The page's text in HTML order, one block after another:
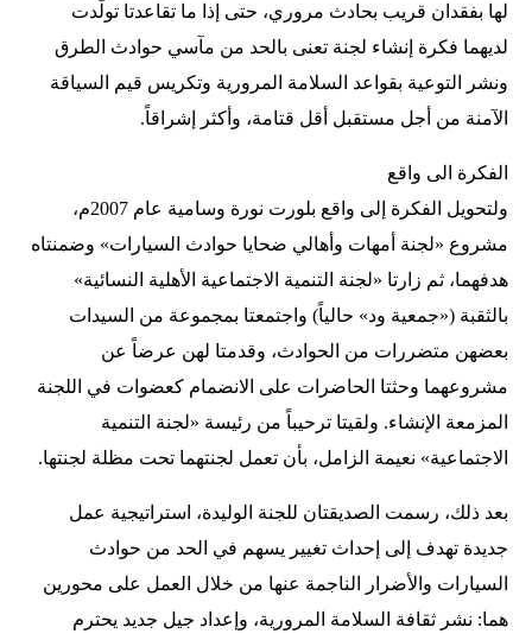
لها بفقدان قريب بحادث مروري، حتى إذا ما تقاعدتا تولّدت
لديهما فكرة إنشاء لجنة تعنى بالحد من مآسي حوادث الطرق
ونشر التوعية بقواعد السلامة المرورية وتكريس قيم السياقة
الآمنة من أجل مستقبل أقل قتامة، وأكثر إشراقاً.
الفكرة الى واقع
ولتحويل الفكرة إلى واقع بلورت نورة وسامية عام 2007م،
مشروع «لجنة أمهات وأهالي ضحايا حوادث السيارات» وضمنتاه
هدفهما، ثم زارتا «لجنة التنمية الاجتماعية الأهلية النسائية»
بالثقبة («جمعية ود» حالياً) واجتمعتا بمجموعة من السيدات
بعضهن متضررات من الحوادث، وقدمتا لهن عرضاً عن
مشروعهما وحثتا الحاضرات على الانضمام كعضوات في اللجنة
المزمعة الإنشاء. ولقيتا ترحيباً من رئيسة «لجنة التنمية
الاجتماعية» نعيمة الزامل، بأن تعمل لجنتهما تحت مظلة لجنتها.
بعد ذلك، رسمت الصديقتان للجنة الوليدة، استراتيجية عمل
جديدة تهدف إلى إحداث تغيير يسهم في الحد من حوادث
السيارات والأضرار الناجمة عنها من خلال العمل على محورين
هما: نشر ثقافة السلامة المرورية، وإعداد جيل جديد يحترم